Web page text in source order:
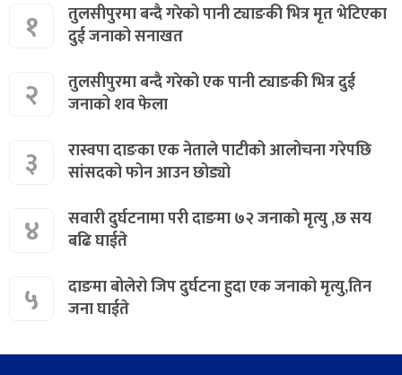
१
तुलसीपुरमा बन्दै गरेको पानी ट्याङकी भित्र मृत भेटिएका
दुई जनाको सनाखत
२
तुलसीपुरमा बन्दै गरेको एक पानी ट्याङकी भित्र दुई
जनाको शव फेला
३
रास्वपा दाङका एक नेताले पाटीको आलोचना गरेपछि
सांसदको फोन आउन छोड्यो
४
सवारी दुर्घटनामा परी दाङमा ७२ जनाको मृत्यु ,छ सय
बढि घाईते
५
दाङमा बोलेरो जिप दुर्घटना हुदा एक जनाको मृत्यु,तिन
जना घाईते